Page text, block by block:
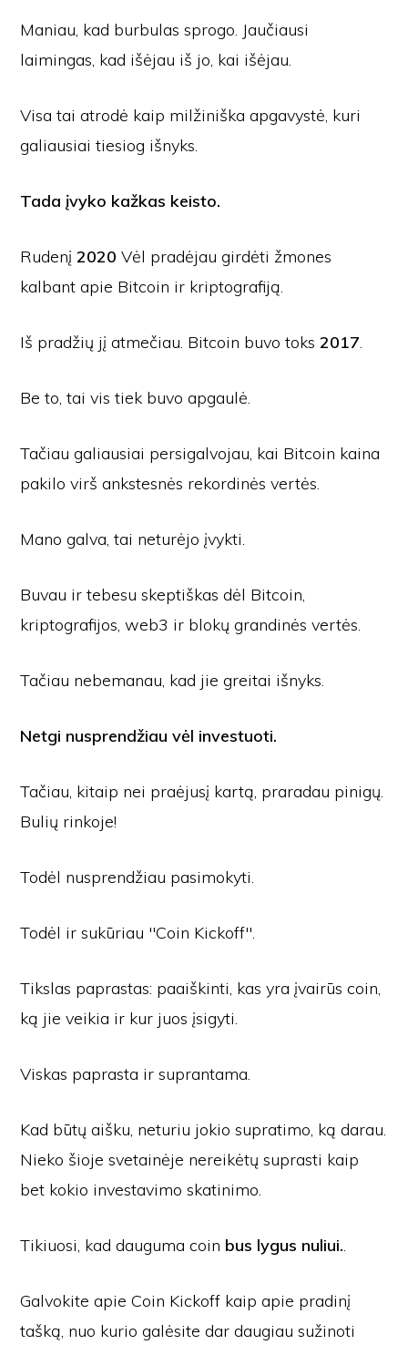
Maniau, kad burbulas sprogo. Jaučiausi
laimingas, kad išėjau iš jo, kai išėjau.
Visa tai atrodė kaip milžiniška apgavystė, kuri
galiausiai tiesiog išnyks.
Tada įvyko kažkas keisto.
Rudenį2020 Vėl pradėjau girdėti žmones
kalbant apie Bitcoin ir kriptografiją.
Iš pradžių jį atmečiau. Bitcoin buvo toks2017.
Be to, tai vis tiek buvo apgaulė.
Tačiau galiausiai persigalvojau, kai Bitcoin kaina
pakilo virš ankstesnės rekordinės vertės.
Mano galva, tai neturėjo įvykti.
Buvau ir tebesu skeptiškas dėl Bitcoin,
kriptografijos, web3 ir blokų grandinės vertės.
Tačiau nebemanau, kad jie greitai išnyks.
Netgi nusprendžiau vėl investuoti.
Tačiau, kitaip nei praėjusį kartą, praradau pinigų.
Bulių rinkoje!
Todėl nusprendžiau pasimokyti.
Todėl ir sukūriau "Coin Kickoff".
Tikslas paprastas: paaiškinti, kas yra įvairūs coin,
ką jie veikia ir kur juos įsigyti.
Viskas paprasta ir suprantama.
Kad būtų aišku, neturiu jokio supratimo, ką darau.
Nieko šioje svetainėje nereikėtų suprasti kaip
bet kokio investavimo skatinimo.
Tikiuosi, kad dauguma coin bus lygus nuliui..
Galvokite apie Coin Kickoff kaip apie pradinį
tašką, nuo kurio galėsite dar daugiau sužinoti